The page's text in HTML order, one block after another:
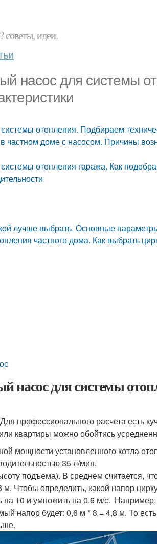
советы, идеи.
насос для системы
отопления. Подбираем
частном доме с насосом. Причины
отопления гаража. Как
лучше выбрать. Основные
частного дома. Как выбрать
насос для системы
профессионального расчета есть
квартиры можно обойтись
мощности установленного котла
35 л/мин.
подъема). В среднем считается,
Чтобы определить, какой напор
10 и умножить на 0,6 м/с.
напор будет: 0,6 м * 8 = 4,8 м. То есть